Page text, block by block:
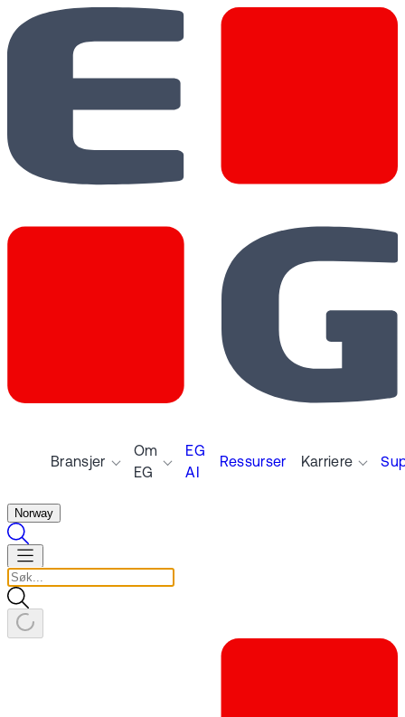
Bransjer
Om
EG
EG
AI
Ressurser Karriere
Norway